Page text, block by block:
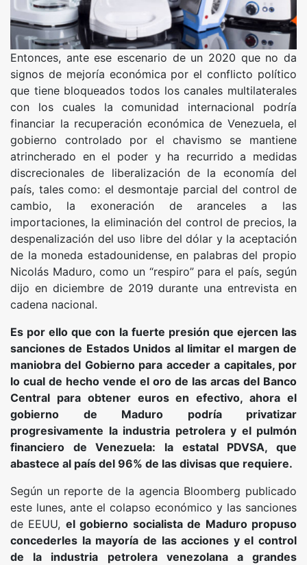
Entonces, ante ese escenario de un 2020 que no da
signos de mejoría económica por el conflicto político
que tiene bloqueados todos los canales multilaterales
con los cuales la comunidad internacional podría
financiar la recuperación económica de Venezuela, el
gobierno controlado por el chavismo se mantiene
atrincherado en el poder y ha recurrido a medidas
discrecionales de liberalización de la economía del
país, tales como: el desmontaje parcial del control de
cambio, la exoneración de aranceles a las
importaciones, la eliminación del control de precios, la
despenalización del uso libre del dólar y la aceptación
de la moneda estadounidense, en palabras del propio
Nicolás Maduro, como un “respiro” para el país, según
dijo en diciembre de 2019 durante una entrevista en
cadena nacional.
Es por ello que con la fuerte presión que ejercen las
sanciones de Estados Unidos al limitar el margen de
maniobra del Gobierno para acceder a capitales, por
lo cual de hecho vende el oro de las arcas del Banco
Central para obtener euros en efectivo, ahora el
gobierno de Maduro podría privatizar
progresivamente la industria petrolera y el pulmón
financiero de Venezuela: la estatal PDVSA, que
abastece al país del 96% de las divisas que requiere.
Según un reporte de la agencia Bloomberg publicado
este lunes, ante el colapso económico y las sanciones
de EEUU, el gobierno socialista de Maduro propuso
concederles la mayoría de las acciones y el control
de la industria petrolera venezolana a grandes